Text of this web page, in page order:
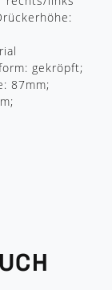
gekröpft;
87mm;